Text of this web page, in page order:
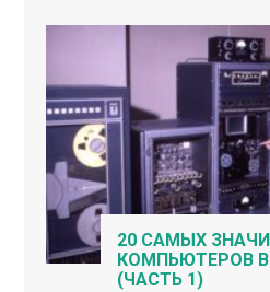
20 САМЫХ
КОМПЬЮТЕРОВ
(ЧАСТЬ 1)